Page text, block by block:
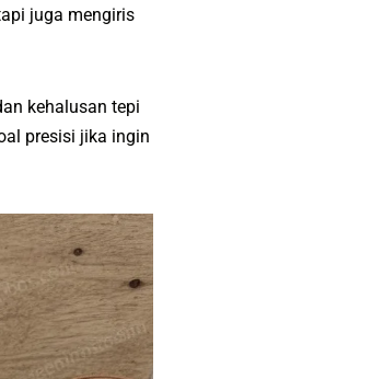
juga mengiris
kehalusan tepi
presisi jika ingin